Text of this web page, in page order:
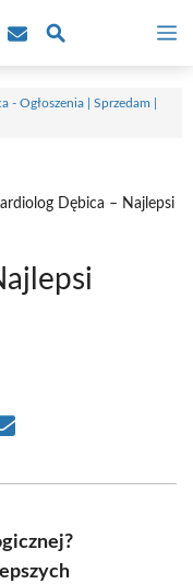
- Ogłoszenia | Sprzedam |
Dębica – Najlepsi
Share